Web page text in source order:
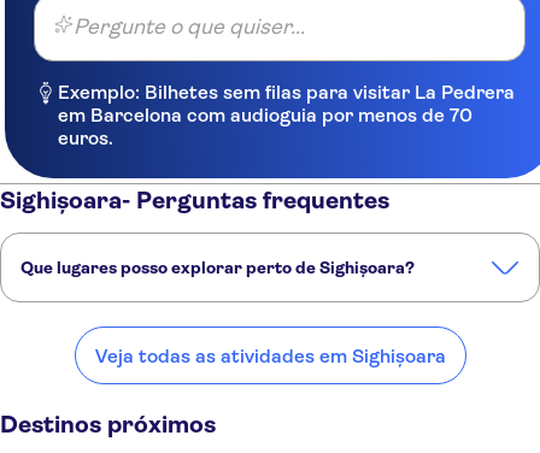
Pergunte o que quiser...
Exemplo: Bilhetes sem filas para visitar La Pedrera
em Barcelona com audioguia por menos de 70
euros.
Sighișoara- Perguntas frequentes
Que lugares posso explorar perto de Sighișoara?
Sighișoara:
Brasov Timișoara
Veja todas as atividades em Sighișoara
Destinos próximos